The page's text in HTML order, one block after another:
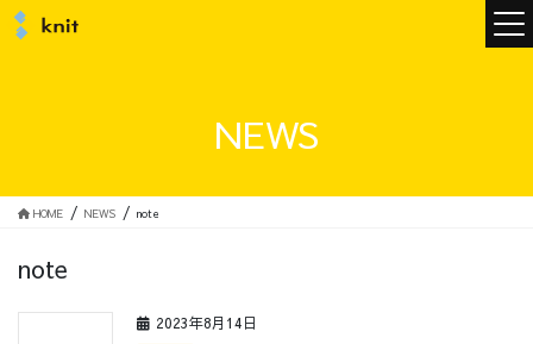
NEWS
HOME NEWS note
note
2023年8月14日